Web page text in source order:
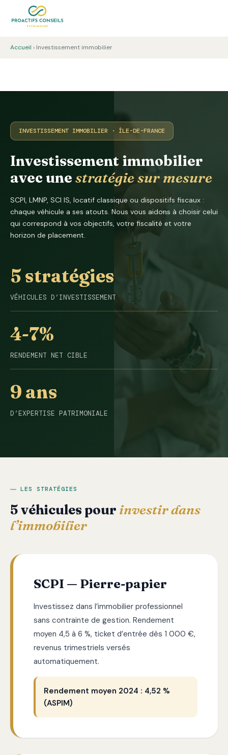
Accueil › Investissement immobilier
INVESTISSEMENT IMMOBILIER · ÎLE-DE-FRANCE
Investissement immobilier
avec une stratégie sur mesure
SCPI, LMNP, SCI IS, locatif classique ou dispositifs fiscaux :
chaque véhicule a ses atouts. Nous vous aidons à choisir celui
qui correspond à vos objectifs, votre fiscalité et votre
horizon de placement.
5 stratégies
VÉHICULES D’INVESTISSEMENT
4-7%
RENDEMENT NET CIBLE
9 ans
D’EXPERTISE PATRIMONIALE
LES STRATÉGIES
5 véhicules pour investir dans
l’immobilier
SCPI — Pierre-papier
Investissez dans l’immobilier professionnel
sans contrainte de gestion. Rendement
moyen 4,5 à 6 %, ticket d’entrée dès 1 000 €,
revenus trimestriels versés
automatiquement.
Rendement moyen 2024 : 4,52 %
(ASPIM)